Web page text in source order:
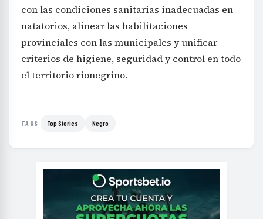
con las condiciones sanitarias inadecuadas en
natatorios, alinear las habilitaciones
provinciales con las municipales y unificar
criterios de higiene, seguridad y control en todo
el territorio rionegrino.
TAGS Top Stories Negro